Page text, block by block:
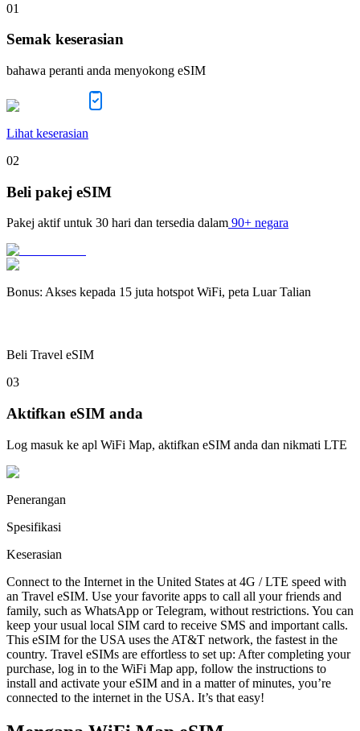
01
Semak keserasian
bahawa peranti anda menyokong eSIM
Lihat keserasian
02
Beli pakej eSIM
Pakej aktif untuk 30 hari dan tersedia dalam 90+ negara
Bonus: Akses kepada 15 juta hotspot WiFi, peta Luar Talian
Beli Travel eSIM
03
Aktifkan eSIM anda
Log masuk ke apl WiFi Map, aktifkan eSIM anda dan nikmati LTE
Penerangan
Spesifikasi
Keserasian
Connect to the Internet in the United States at 4G / LTE speed with
an Travel eSIM. Use your favorite apps to call all your friends and
family, such as WhatsApp or Telegram, without restrictions. You can
keep your usual local SIM card to receive SMS and important calls.
This eSIM for the USA uses the AT&T network, the fastest in the
country. Travel eSIMs are effortless to set up: After completing your
purchase, log in to the WiFi Map app, follow the instructions to
install and activate your eSIM and in a matter of minutes, you’re
connected to the internet in the USA. It’s that easy!